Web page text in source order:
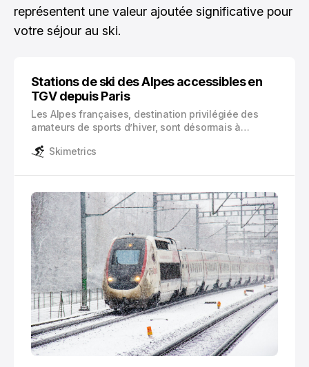
représentent une valeur ajoutée significative pour
votre séjour au ski.
Stations de ski des Alpes accessibles en
TGV depuis Paris
Les Alpes françaises, destination privilégiée des
amateurs de sports d’hiver, sont désormais à
Cette accessibilité transforme l’expérience du
confortable et rapide.
Skimetrics